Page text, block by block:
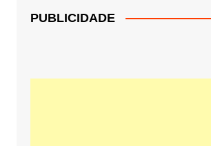
PUBLICIDADE